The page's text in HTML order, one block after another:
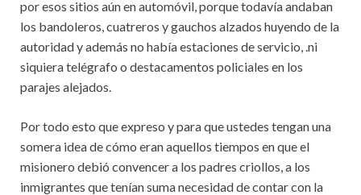
por esos sitios aún en automóvil, porque todavía andaban
los bandoleros, cuatreros y gauchos alzados huyendo de la
autoridad y además no había estaciones de servicio, .ni
siquiera telégrafo o destacamentos policiales en los
parajes alejados.
Por todo esto que expreso y para que ustedes tengan una
somera idea de cómo eran aquellos tiempos en que el
misionero debió convencer a los padres criollos, a los
inmigrantes que tenían suma necesidad de contar con la